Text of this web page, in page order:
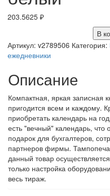
203.5625 ₽
В
Артикул: v2789506 Категория:
ежедневники
Описание
Компактная, яркая записная
пригодится всем и каждому.
приобретать календарь на
есть "вечный" календарь,
подарок для бухгалтеров,
партнеров фирмы.
данный товар
только настройка
весь тираж.